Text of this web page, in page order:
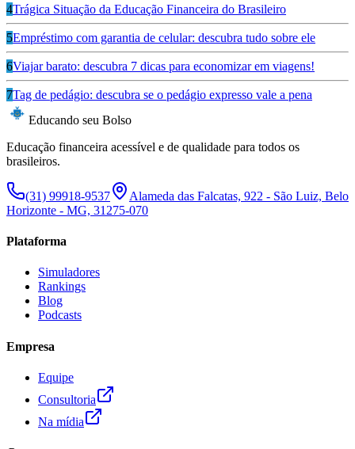
4Trágica Situação da Educação Financeira do Brasileiro
5Empréstimo com garantia de celular: descubra tudo sobre ele
6Viajar barato: descubra 7 dicas para economizar em viagens!
7Tag de pedágio: descubra se o pedágio expresso vale a pena
Educando seu Bolso
Educação financeira acessível e de qualidade para todos os
brasileiros.
(31) 99918-9537
Alameda das Falcatas, 922 - São Luiz, Belo
Horizonte - MG, 31275-070
Plataforma
Simuladores
Rankings
Blog
Podcasts
Empresa
Equipe
Consultoria
Na mídia